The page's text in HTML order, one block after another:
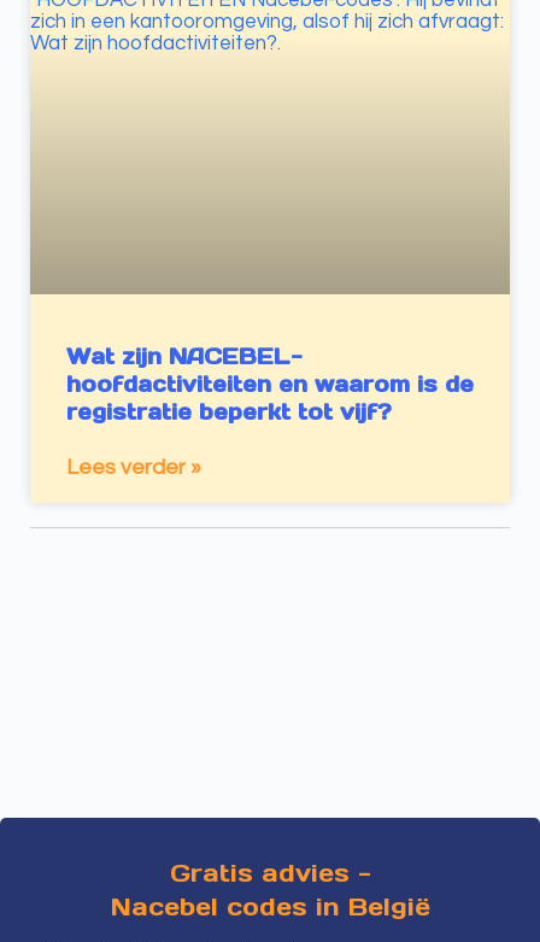
Wat zijn NACEBEL-
hoofdactiviteiten en waarom is de
registratie beperkt tot vijf?
Lees verder »
Gratis advies -
Nacebel codes in België